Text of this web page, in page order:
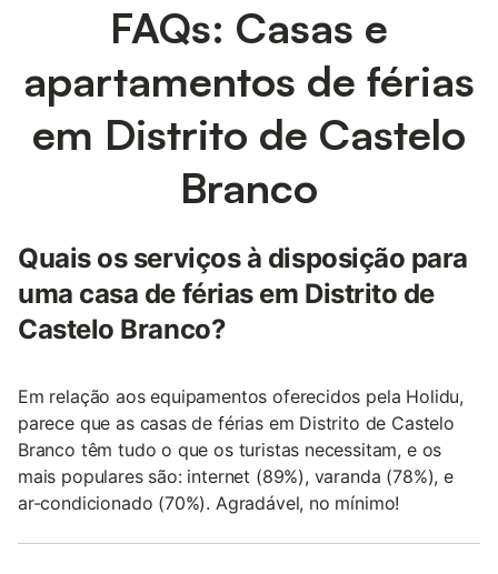
FAQs: Casas e
apartamentos de férias
em Distrito de Castelo
Branco
Quais os serviços à disposição para
uma casa de férias em Distrito de
Castelo Branco?
Em relação aos equipamentos oferecidos pela Holidu,
parece que as casas de férias em Distrito de Castelo
Branco têm tudo o que os turistas necessitam, e os
mais populares são: internet (89%), varanda (78%), e
ar-condicionado (70%). Agradável, no mínimo!